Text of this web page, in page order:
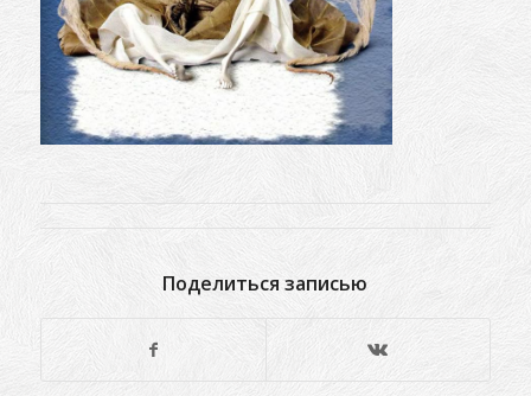
Поделиться записью